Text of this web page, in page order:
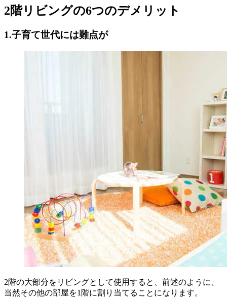
2階リビングの6つのデメリット
1.子育て世代には難点が
2階の大部分をリビングとして使用すると、前述のように、
当然その他の部屋を1階に割り当てることになります。